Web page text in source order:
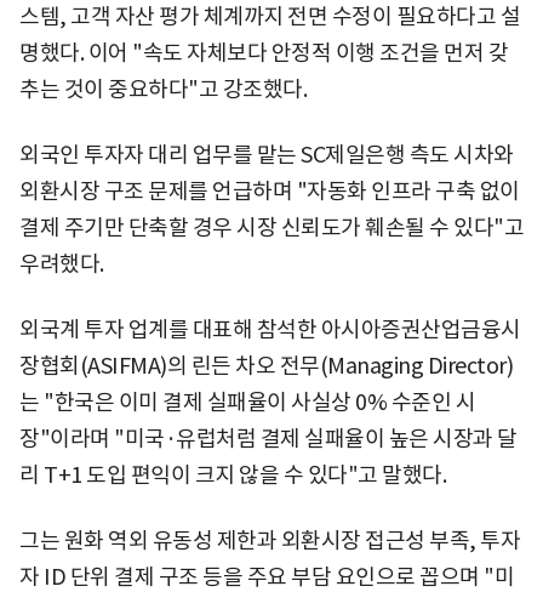
스템, 고객 자산 평가 체계까지 전면 수정이 필요하다고 설
명했다. 이어 "속도 자체보다 안정적 이행 조건을 먼저 갖
추는 것이 중요하다"고 강조했다.
외국인 투자자 대리 업무를 맡는 SC제일은행 측도 시차와
외환시장 구조 문제를 언급하며 "자동화 인프라 구축 없이
결제 주기만 단축할 경우 시장 신뢰도가 훼손될 수 있다"고
우려했다.
외국계 투자 업계를 대표해 참석한 아시아증권산업금융시
장협회(ASIFMA)의 린든 차오 전무(Managing Director)
는 "한국은 이미 결제 실패율이 사실상 0% 수준인 시
장"이라며 "미국·유럽처럼 결제 실패율이 높은 시장과 달
리 T+1 도입 편익이 크지 않을 수 있다"고 말했다.
그는 원화 역외 유동성 제한과 외환시장 접근성 부족, 투자
자 ID 단위 결제 구조 등을 주요 부담 요인으로 꼽으며 "미